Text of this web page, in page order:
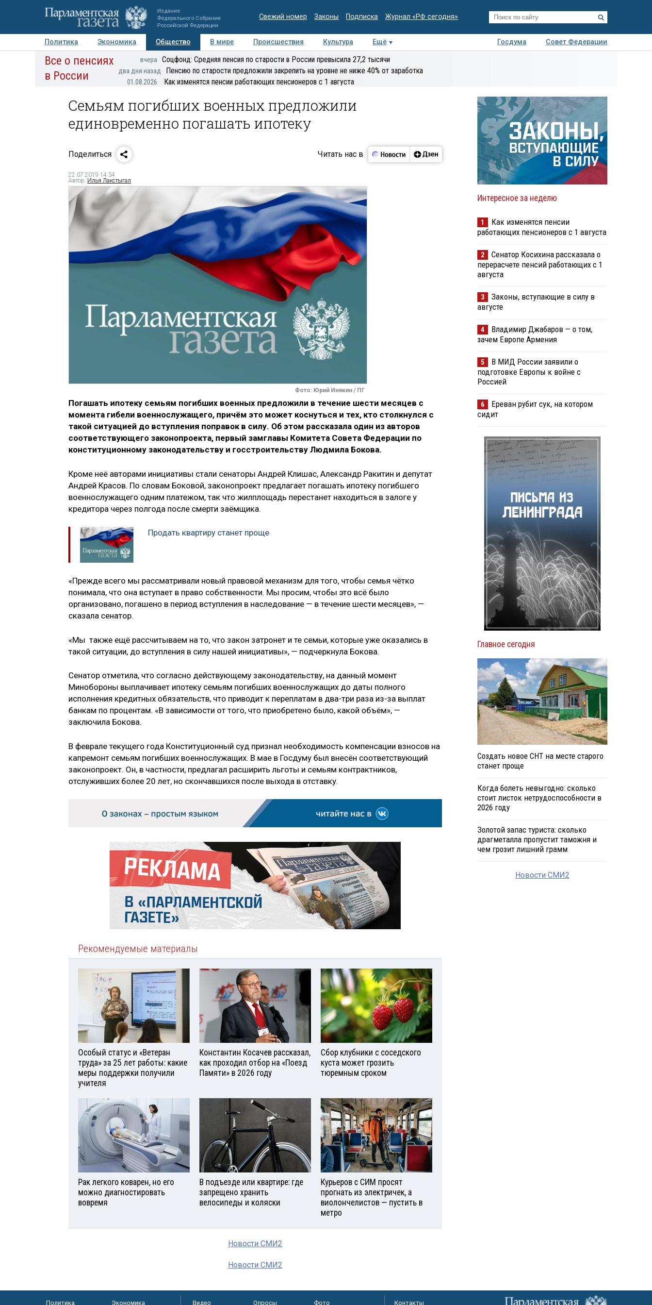
Издание
Федерального Собрания
Российской Федерации
Свежий номер Законы Подписка Журнал «РФ сегодня»
Политика Экономика Общество В мире Происшествия Культура Ещё Госдума
Совет Федерации
Авторы Персоны Мнения Регионы Медиацентр Интервью Колумнисты
экспертиза
Все о пенсиях
в России
вчера Соцфонд: Средняя пенсия по старости в России превысила 27,2 тысячи
два дня назад Пенсию по старости предложили закрепить на уровне не ниже 40% от заработка
01.08.2026 Как изменятся пенсии работающих пенсионеров с 1 августа
Семьям погибших военных предложили
единовременно погашать ипотеку
Поделиться Читать нас в
22.07.2019 14:34
Автор: Илья Лакстыгал
Фото: Юрий Инякин / ПГ
Погашать ипотеку семьям погибших военных предложили в течение шести месяцев с
момента гибели военнослужащего, причём это может коснуться и тех, кто столкнулся с
такой ситуацией до вступления поправок в силу. Об этом рассказала один из авторов
соответствующего законопроекта, первый замглавы Комитета Совета Федерации по
конституционному законодательству и госстроительству Людмила Бокова.
Кроме неё авторами инициативы стали сенаторы Андрей Клишас, Александр Ракитин и депутат
Андрей Красов. По словам Боковой, законопроект предлагает погашать ипотеку погибшего
военнослужащего одним платежом, так что жилплощадь перестанет находиться в залоге у
кредитора через полгода после смерти заёмщика.
Продать квартиру станет проще
«Прежде всего мы рассматривали новый правовой механизм для того, чтобы семья чётко
понимала, что она вступает в право собственности. Мы просим, чтобы это всё было
организовано, погашено в период вступления в наследование — в течение шести месяцев», —
сказала сенатор.
«Мы также ещё рассчитываем на то, что закон затронет и те семьи, которые уже оказались в
такой ситуации, до вступления в силу нашей инициативы», — подчеркнула Бокова.
Сенатор отметила, что согласно действующему законодательству, на данный момент
Минобороны выплачивает ипотеку семьям погибших военнослужащих до даты полного
исполнения кредитных обязательств, что приводит к переплатам в два-три раза из-за выплат
банкам по процентам. «В зависимости от того, что приобретено было, какой объём», —
заключила Бокова.
В феврале текущего года Конституционный суд признал необходимость компенсации взносов на
капремонт семьям погибших военнослужащих. В мае в Госдуму был внесён соответствующий
законопроект. Он, в частности, предлагал расширить льготы и семьям контрактников,
отслуживших более 20 лет, но скончавшихся после выхода в отставку.
Рекомендуемые материалы
Особый статус и «Ветеран
труда» за 25 лет работы: какие
меры поддержки получили
учителя
Константин Косачев рассказал,
как проходил отбор на «Поезд
Памяти» в 2026 году
Сбор клубники с соседского
куста может грозить
тюремным сроком
Рак легкого коварен, но его
можно диагностировать
вовремя
В подъезде или квартире: где
запрещено хранить
велосипеды и коляски
Курьеров с СИМ просят
прогнать из электричек, а
виолончелистов — пустить в
метро
Новости СМИ2
Новости СМИ2
Интересное за неделю
1
Как изменятся пенсии
работающих пенсионеров с 1 августа
2
Сенатор Косихина рассказала о
перерасчете пенсий работающих с 1
августа
3
Законы, вступающие в силу в
августе
4
Владимир Джабаров — о том,
зачем Европе Армения
5
В МИД России заявили о
подготовке Европы к войне с
Россией
6
Ереван рубит сук, на котором
сидит
Главное сегодня
Создать новое СНТ на месте старого
станет проще
Когда болеть невыгодно: сколько
стоит листок нетрудоспособности в
2026 году
Золотой запас туриста: сколько
драгметалла пропустит таможня и
чем грозит лишний грамм
Новости СМИ2
Политика Экономика Видео Опросы Фото Контакты